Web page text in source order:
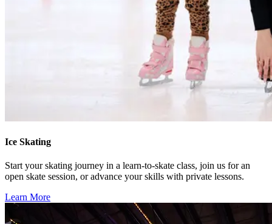
Ice Skating​​​​‌ ‍ ​‍​‍‌‍ ‌ ​‍‌‍‍‌‌‍‌ ‌‍‍‌‌‍ ‍​‍​‍​ ‍‍​‍​‍‌ ​ ‌‍​‌‌‍ ‍‌‍‍‌‌ ‌​‌ ‍‌​‍ ‍‌‍‍‌‌‍ ​‍​‍​‍ ​​‍​‍‌‍‍​‌ ​‍‌‍‌‌‌‍‌‍​‍​‍​ ‍‍​‍​‍‌‍‍​‌ ‌​‌ ‌​‌ ​​‌ ​ ​ ‍‍​‍ ​‍ ‌‍​ ‌‍‍​‌‍‌‌‌‍ ​‌ ​ ‌‍‌‌‌‍​‌‌ ​​‌‍‍‌‌‍‌‌‌ ​‍‌ ​ ​‍ ‍‌ ​ ‌‍​‌‌‍ ‍‌‍‍‌‌ ‌​‌ ‍‌​‍ ‍‌ ​ ‌ ‌​‌ ‌‌‌‍‌​‌‍‍‌‌‍ ​‍ ‌‍‍‌‌‍ ‍‌ ‌​‌‍‌‌‌‍ ‍‌ ‌​​‍ ‌‍‌‌‌‍‌​‌‍‍‌‌ ‌​​‍ ‌‍ ‌‌‍ ‌‍‌​‌‍‌‌​ ‌‌ ​​‌ ​‍‌‍‌‌‌ ​ ‌‍‌‌‌‍ ‍‌ ‌​‌‍​‌‌ ‌​‌‍‍‌‌‍ ‌‍ ‍​ ‍ ‌‍‍‌‌‍‌​​ ‌‌‍‍​‌‍ ‌‍ ‌‌‍‌‌‌‌​​‌‍​‌‌‍‌ ‌‍‌‌​ ‍ ‌ ‌​‌ ‍‌‌ ​​‌‍‌‌​ ‌‌‍‍​‌‍ ‌‍ ‌‌‍‌‌‌‌​​‌‍​‌‌‍‌ ‌‍‌‌​ ‍ ‌ ​​‌‍​‌‌ ‌​‌‍‍​​ ‌‌ ​​‌‍​‌‌‍‌ ‌‍‌‌‌​​‍‌ ‌‌‌‍‍‌‌‍ ​‌‍‌​‌‍‌‌‌ ​‍​‍‌‌​ ‌‌‌​​‍‌‌ ‌‍‍ ‌‍‌‌‌ ‍‌​‍‌‌​ ​ ‌​‌​​‍‌‌​ ​ ‌​‌​​‍‌‌​ ​‍​ ​‍​ ‍‌‌‍‌​​ ‍​‌‍‌​​ ​‌‌‍‌‌​ ​ ‌‍‌‍‌‍​ ​ ​‌‌‍​‌​ ‌ ​‍‌‌​ ​‍​ ​‍​‍‌‌​ ‌‌‌​‌​​‍ ‍‌ ‌​‌‍​‌‌‍​‍‌ ​ ​‍‌‌​ ‌‌‌​​‍‌‌ ‌‍‍ ‌‍‌‌‌ ‍‌​‍‌‌​ ​ ‌​‌​​‍‌‌​ ​ ‌​‌​​‍‌‌​ ​‍​ ​‍​ ​​​ ​​‌‍‌‌​ ‍​​ ​​‌‍​ ​ ‍‌​ ‍‌‌‍​ ​ ​‌​ ​‌​ ‍‌​‍‌‌​ ​‍​ ​‍​‍‌‌​ ‌‌‌​‌​​‍ ‍‌‍​ ‌‍ ‌‍ ‍‌ ‌​‌‍‌‌‌‍ ‍‌ ‌​​‍‌‌​ ‌‌‌​​‍‌‌ ‌‍‍ ‌‍‌‌‌ ‍‌​‍‌‌​ ​ ‌​‌​​‍‌‌​ ​ ‌​‌​​‍‌‌​ ​‍​ ​‍​ ​ ‌‍‌​​ ‍‌​ ​​‌‍‌​​ ​‍​ ‌‍​ ​ ​ ​​‌‍‌‍‌‍​‌‌‍‌‍​‍‌‌​ ​‍​ ​‍​‍‌‌​ ‌‌‌​‌​​‍ ‍‌ ‌​‌‍‍‌‌ ‌​‌‍ ​‌‍‌‌​ ‌‍​‍‌‍​‌‌ ​ ‌‍‌‌‌‌‌‌‌ ​‍‌‍ ​​ ‌‌‍‍​‌ ‌​‌ ‌​‌ ​​‌ ​ ​‍‌‌​ ​ ‌​​‌​‍‌‌​ ​‍‌​‌‍​‍‌‌​ ​‍‌​‌‍‌‍​ ‌‍‍​‌‍‌‌‌‍ ​‌ ​ ‌‍‌‌‌‍​‌‌ ​​‌‍‍‌‌‍‌‌‌ ​‍‌ ​ ​‍ ‍‌ ​ ‌‍​‌‌‍ ‍‌‍‍‌‌ ‌​‌ ‍‌​‍ ‍‌ ​ ‌ ‌​‌ ‌‌‌‍‌​‌‍‍‌‌‍ ​‍‌‍‌‍‍‌‌‍‌​​ ‌‌‍‍​‌‍ ‌‍ ‌‌‍‌‌‌‌​​‌‍​‌‌‍‌ ‌‍‌‌​‍‌‍‌ ‌​‌ ‍‌‌ ​​‌‍‌‌​ ‌‌‍‍​‌‍ ‌‍ ‌‌‍‌‌‌‌​​‌‍​‌‌‍‌ ‌‍‌‌​‍‌‍‌ ​​‌‍​‌‌ ‌​‌‍‍​​ ‌‌ ​​‌‍​‌‌‍‌ ‌‍‌‌‌​​‍‌ ‌‌‌‍‍‌‌‍ ​‌‍‌​‌‍‌‌‌ ​‍​‍‌‌​ ‌‌‌​​‍‌‌ ‌‍‍ ‌‍‌‌‌ ‍‌​‍‌‌​ ​ ‌​‌​​‍‌‌​ ​ ‌​‌​​‍‌‌​ ​‍​ ​‍​ ‍‌‌‍‌​​ ‍​‌‍‌​​ ​‌‌‍‌‌​ ​ ‌‍‌‍‌‍​ ​ ​‌‌‍​‌​ ‌ ​‍‌‌​ ​‍​ ​‍​‍‌‌​ ‌‌‌​‌​​‍ ‍‌ ‌​‌‍​‌‌‍​‍‌ ​ ​‍‌‌​ ‌‌‌​​‍‌‌ ‌‍‍ ‌‍‌‌‌ ‍‌​‍‌‌​ ​ ‌​‌​​‍‌‌​ ​ ‌​‌​​‍‌‌​ ​‍​ ​‍​ ​​​ ​​‌‍‌‌​ ‍​​ ​​‌‍​ ​ ‍‌​ ‍‌‌‍​ ​ ​‌​ ​‌​ ‍‌​‍‌‌​ ​‍​ ​‍​‍‌‌​ ‌‌‌​‌​​‍ ‍‌‍​ ‌‍ ‌‍ ‍‌ ‌​‌‍‌‌‌‍ ‍‌ ‌​​‍‌‌​ ‌‌‌​​‍‌‌ ‌‍‍ ‌‍‌‌‌ ‍‌​‍‌‌​ ​ ‌​‌​​‍‌‌​ ​ ‌​‌​​‍‌‌​ ​‍​ ​‍​ ​ ‌‍‌​​ ‍‌​ ​​‌‍‌​​ ​‍​ ‌‍​ ​ ​ ​​‌‍‌‍‌‍​‌‌‍‌‍​‍‌‌​ ​‍​ ​‍​‍‌‌​ ‌‌‌​‌​​‍ ‍‌ ‌​‌‍‍‌‌ ‌​‌‍ ​‌‍‌‌​‍‌‍‌ ​​‌‍‌‌‌ ​‍‌ ​ ‌ ​​‌‍‌‌‌‍​ ‌ ‌​‌‍‍‌‌ ‌‍‌‍‌‌​ ‌‌ ​​‌ ‌‌‌‍​‍‌‍ ​‌‍‍‌‌ ​ ‌‍‍​‌‍‌‌‌‍‌​​‍​‍‌ ‌
Start your skating journey in a learn-to-skate class, join us for an
open skate session, or advance your skills with private lessons.​​​​‌ ‍ ​‍​‍‌‍ ‌ ​‍‌‍‍‌‌‍‌ ‌‍‍‌‌‍ ‍​‍​‍​ ‍‍​‍​‍‌ ​ ‌‍​‌‌‍ ‍‌‍‍‌‌ ‌​‌ ‍‌​‍ ‍‌‍‍‌‌‍ ​‍​‍​‍ ​​‍​‍‌‍‍​‌ ​‍‌‍‌‌‌‍‌‍​‍​‍​ ‍‍​‍​‍‌‍‍​‌ ‌​‌ ‌​‌ ​​‌ ​ ​ ‍‍​‍ ​‍ ‌‍​ ‌‍‍​‌‍‌‌‌‍ ​‌ ​ ‌‍‌‌‌‍​‌‌ ​​‌‍‍‌‌‍‌‌‌ ​‍‌ ​ ​‍ ‍‌ ​ ‌‍​‌‌‍ ‍‌‍‍‌‌ ‌​‌ ‍‌​‍ ‍‌ ​ ‌ ‌​‌ ‌‌‌‍‌​‌‍‍‌‌‍ ​‍ ‌‍‍‌‌‍ ‍‌ ‌​‌‍‌‌‌‍ ‍‌ ‌​​‍ ‌‍‌‌‌‍‌​‌‍‍‌‌ ‌​​‍ ‌‍ ‌‌‍ ‌‍‌​‌‍‌‌​ ‌‌ ​​‌ ​‍‌‍‌‌‌ ​ ‌‍‌‌‌‍ ‍‌ ‌​‌‍​‌‌ ‌​‌‍‍‌‌‍ ‌‍ ‍​ ‍ ‌‍‍‌‌‍‌​​ ‌‌‍‍​‌‍ ‌‍ ‌‌‍‌‌‌‌​​‌‍​‌‌‍‌ ‌‍‌‌​ ‍ ‌ ‌​‌ ‍‌‌ ​​‌‍‌‌​ ‌‌‍‍​‌‍ ‌‍ ‌‌‍‌‌‌‌​​‌‍​‌‌‍‌ ‌‍‌‌​ ‍ ‌ ​​‌‍​‌‌ ‌​‌‍‍​​ ‌‌ ​​‌‍​‌‌‍‌ ‌‍‌‌‌​​‍‌ ‌‌‌‍‍‌‌‍ ​‌‍‌​‌‍‌‌‌ ​‍​‍‌‌​ ‌‌‌​​‍‌‌ ‌‍‍ ‌‍‌‌‌ ‍‌​‍‌‌​ ​ ‌​‌​​‍‌‌​ ​ ‌​‌​​‍‌‌​ ​‍​ ​‍​ ‍‌‌‍‌​​ ‍​‌‍‌​​ ​‌‌‍‌‌​ ​ ‌‍‌‍‌‍​ ​ ​‌‌‍​‌​ ‌ ​‍‌‌​ ​‍​ ​‍​‍‌‌​ ‌‌‌​‌​​‍ ‍‌ ‌​‌‍​‌‌‍​‍‌ ​ ​‍‌‌​ ‌‌‌​​‍‌‌ ‌‍‍ ‌‍‌‌‌ ‍‌​‍‌‌​ ​ ‌​‌​​‍‌‌​ ​ ‌​‌​​‍‌‌​ ​‍​ ​‍​ ​​​ ​​‌‍‌‌​ ‍​​ ​​‌‍​ ​ ‍‌​ ‍‌‌‍​ ​ ​‌​ ​‌​ ‍‌​‍‌‌​ ​‍​ ​‍​‍‌‌​ ‌‌‌​‌​​‍ ‍‌‍​ ‌‍ ‌‍ ‍‌ ‌​‌‍‌‌‌‍ ‍‌ ‌​​‍‌‌​ ‌‌‌​​‍‌‌ ‌‍‍ ‌‍‌‌‌ ‍‌​‍‌‌​ ​ ‌​‌​​‍‌‌​ ​ ‌​‌​​‍‌‌​ ​‍​ ​‍​ ​ ‌‍‌​​ ‍‌​ ​​‌‍‌​​ ​‍​ ‌‍​ ​ ​ ​​‌‍‌‍‌‍​‌‌‍‌‍​‍‌‌​ ​‍​ ​‍​‍‌‌​ ‌‌‌​‌​​‍ ‍‌ ​‍‌‍‍‌‌‍​ ‌‍‍​‌‌‌​‌‍‌‌‌ ‍​‌ ‌​​‍‌‌​ ‌‌‌​​‍‌‌ ‌‍‍ ‌‍‌‌‌ ‍‌​‍‌‌​ ​ ‌​‌​​‍‌‌​ ​ ‌​‌​​‍‌‌​ ​‍​ ​‍​ ​‍​ ​‍​ ​‍​ ​ ‌‍‌​​ ‌‍​ ​‍​ ​​‌‍​ ‌‍​ ​ ‌​​ ‌‍​‍‌‌​ ​‍​ ​‍​‍‌‌​ ‌‌‌​‌​​‍ ‍‌‍​ ‌‍‍​‌‍‍‌‌‍ ​‌‍‌​‌ ​‍‌‍‌‌‌‍ ‍​‍‌‌​ ‌‌‌​​‍‌‌ ‌‍‍ ‌‍‌‌‌ ‍‌​‍‌‌​ ​ ‌​‌​​‍‌‌​ ​ ‌​‌​​‍‌‌​ ​‍​ ​‍​ ​ ‌‍‌​​ ​ ‌‍​‌​ ‍​​ ​ ‌‍​ ​ ‍​​ ​ ​ ‌‍​ ​‍‌‍‌‍​‍‌‌​ ​‍​ ​‍​‍‌‌​ ‌‌‌​‌​​‍ ‍‌ ‌​‌‍‌‌‌ ‍​‌ ‌​​ ‌‍​‍‌‍​‌‌ ​ ‌‍‌‌‌‌‌‌‌ ​‍‌‍ ​​ ‌‌‍‍​‌ ‌​‌ ‌​‌ ​​‌ ​ ​‍‌‌​ ​ ‌​​‌​‍‌‌​ ​‍‌​‌‍​‍‌‌​ ​‍‌​‌‍‌‍​ ‌‍‍​‌‍‌‌‌‍ ​‌ ​ ‌‍‌‌‌‍​‌‌ ​​‌‍‍‌‌‍‌‌‌ ​‍‌ ​ ​‍ ‍‌ ​ ‌‍​‌‌‍ ‍‌‍‍‌‌ ‌​‌ ‍‌​‍ ‍‌ ​ ‌ ‌​‌ ‌‌‌‍‌​‌‍‍‌‌‍ ​‍‌‍‌‍‍‌‌‍‌​​ ‌‌‍‍​‌‍ ‌‍ ‌‌‍‌‌‌‌​​‌‍​‌‌‍‌ ‌‍‌‌​‍‌‍‌ ‌​‌ ‍‌‌ ​​‌‍‌‌​ ‌‌‍‍​‌‍ ‌‍ ‌‌‍‌‌‌‌​​‌‍​‌‌‍‌ ‌‍‌‌​‍‌‍‌ ​​‌‍​‌‌ ‌​‌‍‍​​ ‌‌ ​​‌‍​‌‌‍‌ ‌‍‌‌‌​​‍‌ ‌‌‌‍‍‌‌‍ ​‌‍‌​‌‍‌‌‌ ​‍​‍‌‌​ ‌‌‌​​‍‌‌ ‌‍‍ ‌‍‌‌‌ ‍‌​‍‌‌​ ​ ‌​‌​​‍‌‌​ ​ ‌​‌​​‍‌‌​ ​‍​ ​‍​ ‍‌‌‍‌​​ ‍​‌‍‌​​ ​‌‌‍‌‌​ ​ ‌‍‌‍‌‍​ ​ ​‌‌‍​‌​ ‌ ​‍‌‌​ ​‍​ ​‍​‍‌‌​ ‌‌‌​‌​​‍ ‍‌ ‌​‌‍​‌‌‍​‍‌ ​ ​‍‌‌​ ‌‌‌​​‍‌‌ ‌‍‍ ‌‍‌‌‌ ‍‌​‍‌‌​ ​ ‌​‌​​‍‌‌​ ​ ‌​‌​​‍‌‌​ ​‍​ ​‍​ ​​​ ​​‌‍‌‌​ ‍​​ ​​‌‍​ ​ ‍‌​ ‍‌‌‍​ ​ ​‌​ ​‌​ ‍‌​‍‌‌​ ​‍​ ​‍​‍‌‌​ ‌‌‌​‌​​‍ ‍‌‍​ ‌‍ ‌‍ ‍‌ ‌​‌‍‌‌‌‍ ‍‌ ‌​​‍‌‌​ ‌‌‌​​‍‌‌ ‌‍‍ ‌‍‌‌‌ ‍‌​‍‌‌​ ​ ‌​‌​​‍‌‌​ ​ ‌​‌​​‍‌‌​ ​‍​ ​‍​ ​ ‌‍‌​​ ‍‌​ ​​‌‍‌​​ ​‍​ ‌‍​ ​ ​ ​​‌‍‌‍‌‍​‌‌‍‌‍​‍‌‌​ ​‍​ ​‍​‍‌‌​ ‌‌‌​‌​​‍ ‍‌ ​‍‌‍‍‌‌‍​ ‌‍‍​‌‌‌​‌‍‌‌‌ ‍​‌ ‌​​‍‌‌​ ‌‌‌​​‍‌‌ ‌‍‍ ‌‍‌‌‌ ‍‌​‍‌‌​ ​ ‌​‌​​‍‌‌​ ​ ‌​‌​​‍‌‌​ ​‍​ ​‍​ ​‍​ ​‍​ ​‍​ ​ ‌‍‌​​ ‌‍​ ​‍​ ​​‌‍​ ‌‍​ ​ ‌​​ ‌‍​‍‌‌​ ​‍​ ​‍​‍‌‌​ ‌‌‌​‌​​‍ ‍‌‍​ ‌‍‍​‌‍‍‌‌‍ ​‌‍‌​‌ ​‍‌‍‌‌‌‍ ‍​‍‌‌​ ‌‌‌​​‍‌‌ ‌‍‍ ‌‍‌‌‌ ‍‌​‍‌‌​ ​ ‌​‌​​‍‌‌​ ​ ‌​‌​​‍‌‌​ ​‍​ ​‍​ ​ ‌‍‌​​ ​ ‌‍​‌​ ‍​​ ​ ‌‍​ ​ ‍​​ ​ ​ ‌‍​ ​‍‌‍‌‍​‍‌‌​ ​‍​ ​‍​‍‌‌​ ‌‌‌​‌​​‍ ‍‌ ‌​‌‍‌‌‌ ‍​‌ ‌​​‍‌‍‌ ​​‌‍‌‌‌ ​‍‌ ​ ‌ ​​‌‍‌‌‌‍​ ‌ ‌​‌‍‍‌‌ ‌‍‌‍‌‌​ ‌‌ ​​‌ ‌‌‌‍​‍‌‍ ​‌‍‍‌‌ ​ ‌‍‍​‌‍‌‌‌‍‌​​‍​‍‌ ‌
Learn More​​​​‌ ‍ ​‍​‍‌‍ ‌ ​‍‌‍‍‌‌‍‌ ‌‍‍‌‌‍ ‍​‍​‍​ ‍‍​‍​‍‌ ​ ‌‍​‌‌‍ ‍‌‍‍‌‌ ‌​‌ ‍‌​‍ ‍‌‍‍‌‌‍ ​‍​‍​‍ ​​‍​‍‌‍‍​‌ ​‍‌‍‌‌‌‍‌‍​‍​‍​ ‍‍​‍​‍‌‍‍​‌ ‌​‌ ‌​‌ ​​‌ ​ ​ ‍‍​‍ ​‍ ‌‍​ ‌‍‍​‌‍‌‌‌‍ ​‌ ​ ‌‍‌‌‌‍​‌‌ ​​‌‍‍‌‌‍‌‌‌ ​‍‌ ​ ​‍ ‍‌ ​ ‌‍​‌‌‍ ‍‌‍‍‌‌ ‌​‌ ‍‌​‍ ‍‌ ​ ‌ ‌​‌ ‌‌‌‍‌​‌‍‍‌‌‍ ​‍ ‌‍‍‌‌‍ ‍‌ ‌​‌‍‌‌‌‍ ‍‌ ‌​​‍ ‌‍‌‌‌‍‌​‌‍‍‌‌ ‌​​‍ ‌‍ ‌‌‍ ‌‍‌​‌‍‌‌​ ‌‌ ​​‌ ​‍‌‍‌‌‌ ​ ‌‍‌‌‌‍ ‍‌ ‌​‌‍​‌‌ ‌​‌‍‍‌‌‍ ‌‍ ‍​ ‍ ‌‍‍‌‌‍‌​​ ‌‌‍‍​‌‍ ‌‍ ‌‌‍‌‌‌‌​​‌‍​‌‌‍‌ ‌‍‌‌​ ‍ ‌ ‌​‌ ‍‌‌ ​​‌‍‌‌​ ‌‌‍‍​‌‍ ‌‍ ‌‌‍‌‌‌‌​​‌‍​‌‌‍‌ ‌‍‌‌​ ‍ ‌ ​​‌‍​‌‌ ‌​‌‍‍​​ ‌‌ ​​‌‍​‌‌‍‌ ‌‍‌‌‌​​‍‌ ‌‌‌‍‍‌‌‍ ​‌‍‌​‌‍‌‌‌ ​‍​‍‌‌​ ‌‌‌​​‍‌‌ ‌‍‍ ‌‍‌‌‌ ‍‌​‍‌‌​ ​ ‌​‌​​‍‌‌​ ​ ‌​‌​​‍‌‌​ ​‍​ ​‍​ ‍‌‌‍‌​​ ‍​‌‍‌​​ ​‌‌‍‌‌​ ​ ‌‍‌‍‌‍​ ​ ​‌‌‍​‌​ ‌ ​‍‌‌​ ​‍​ ​‍​‍‌‌​ ‌‌‌​‌​​‍ ‍‌ ‌​‌‍​‌‌‍​‍‌ ​ ​‍‌‌​ ‌‌‌​​‍‌‌ ‌‍‍ ‌‍‌‌‌ ‍‌​‍‌‌​ ​ ‌​‌​​‍‌‌​ ​ ‌​‌​​‍‌‌​ ​‍​ ​‍​ ​​​ ​​‌‍‌‌​ ‍​​ ​​‌‍​ ​ ‍‌​ ‍‌‌‍​ ​ ​‌​ ​‌​ ‍‌​‍‌‌​ ​‍​ ​‍​‍‌‌​ ‌‌‌​‌​​‍ ‍‌‍​ ‌‍ ‌‍ ‍‌ ‌​‌‍‌‌‌‍ ‍‌ ‌​​‍‌‌​ ‌‌‌​​‍‌‌ ‌‍‍ ‌‍‌‌‌ ‍‌​‍‌‌​ ​ ‌​‌​​‍‌‌​ ​ ‌​‌​​‍‌‌​ ​‍​ ​‍​ ​ ‌‍‌​​ ‍‌​ ​​‌‍‌​​ ​‍​ ‌‍​ ​ ​ ​​‌‍‌‍‌‍​‌‌‍‌‍​‍‌‌​ ​‍​ ​‍​‍‌‌​ ‌‌‌​‌​​‍ ‍‌‍​‍‌ ‌‌‌ ‌​‌ ‌​‌‍ ‌‍ ‍‌ ​ ​‍‌‌​ ‌‌‌​​‍‌‌ ‌‍‍ ‌‍‌‌‌ ‍‌​‍‌‌​ ​ ‌​‌​​‍‌‌​ ​ ‌​‌​​‍‌‌​ ​‍​ ​‍​ ​​‌‍​‌​ ‌ ​ ‌‌​ ​ ​ ​‌​ ‌‍​ ‍‌​ ‌​‌‍​‍‌‍​‍‌‍‌​​‍‌‌​ ​‍​ ​‍​‍‌‌​ ‌‌‌​‌​​‍ ‍‌ ‌​‌‍‌‌‌ ‍​‌ ‌​​ ‌‍​‍‌‍​‌‌ ​ ‌‍‌‌‌‌‌‌‌ ​‍‌‍ ​​ ‌‌‍‍​‌ ‌​‌ ‌​‌ ​​‌ ​ ​‍‌‌​ ​ ‌​​‌​‍‌‌​ ​‍‌​‌‍​‍‌‌​ ​‍‌​‌‍‌‍​ ‌‍‍​‌‍‌‌‌‍ ​‌ ​ ‌‍‌‌‌‍​‌‌ ​​‌‍‍‌‌‍‌‌‌ ​‍‌ ​ ​‍ ‍‌ ​ ‌‍​‌‌‍ ‍‌‍‍‌‌ ‌​‌ ‍‌​‍ ‍‌ ​ ‌ ‌​‌ ‌‌‌‍‌​‌‍‍‌‌‍ ​‍‌‍‌‍‍‌‌‍‌​​ ‌‌‍‍​‌‍ ‌‍ ‌‌‍‌‌‌‌​​‌‍​‌‌‍‌ ‌‍‌‌​‍‌‍‌ ‌​‌ ‍‌‌ ​​‌‍‌‌​ ‌‌‍‍​‌‍ ‌‍ ‌‌‍‌‌‌‌​​‌‍​‌‌‍‌ ‌‍‌‌​‍‌‍‌ ​​‌‍​‌‌ ‌​‌‍‍​​ ‌‌ ​​‌‍​‌‌‍‌ ‌‍‌‌‌​​‍‌ ‌‌‌‍‍‌‌‍ ​‌‍‌​‌‍‌‌‌ ​‍​‍‌‌​ ‌‌‌​​‍‌‌ ‌‍‍ ‌‍‌‌‌ ‍‌​‍‌‌​ ​ ‌​‌​​‍‌‌​ ​ ‌​‌​​‍‌‌​ ​‍​ ​‍​ ‍‌‌‍‌​​ ‍​‌‍‌​​ ​‌‌‍‌‌​ ​ ‌‍‌‍‌‍​ ​ ​‌‌‍​‌​ ‌ ​‍‌‌​ ​‍​ ​‍​‍‌‌​ ‌‌‌​‌​​‍ ‍‌ ‌​‌‍​‌‌‍​‍‌ ​ ​‍‌‌​ ‌‌‌​​‍‌‌ ‌‍‍ ‌‍‌‌‌ ‍‌​‍‌‌​ ​ ‌​‌​​‍‌‌​ ​ ‌​‌​​‍‌‌​ ​‍​ ​‍​ ​​​ ​​‌‍‌‌​ ‍​​ ​​‌‍​ ​ ‍‌​ ‍‌‌‍​ ​ ​‌​ ​‌​ ‍‌​‍‌‌​ ​‍​ ​‍​‍‌‌​ ‌‌‌​‌​​‍ ‍‌‍​ ‌‍ ‌‍ ‍‌ ‌​‌‍‌‌‌‍ ‍‌ ‌​​‍‌‌​ ‌‌‌​​‍‌‌ ‌‍‍ ‌‍‌‌‌ ‍‌​‍‌‌​ ​ ‌​‌​​‍‌‌​ ​ ‌​‌​​‍‌‌​ ​‍​ ​‍​ ​ ‌‍‌​​ ‍‌​ ​​‌‍‌​​ ​‍​ ‌‍​ ​ ​ ​​‌‍‌‍‌‍​‌‌‍‌‍​‍‌‌​ ​‍​ ​‍​‍‌‌​ ‌‌‌​‌​​‍ ‍‌‍​‍‌ ‌‌‌ ‌​‌ ‌​‌‍ ‌‍ ‍‌ ​ ​‍‌‌​ ‌‌‌​​‍‌‌ ‌‍‍ ‌‍‌‌‌ ‍‌​‍‌‌​ ​ ‌​‌​​‍‌‌​ ​ ‌​‌​​‍‌‌​ ​‍​ ​‍​ ​​‌‍​‌​ ‌ ​ ‌‌​ ​ ​ ​‌​ ‌‍​ ‍‌​ ‌​‌‍​‍‌‍​‍‌‍‌​​‍‌‌​ ​‍​ ​‍​‍‌‌​ ‌‌‌​‌​​‍ ‍‌ ‌​‌‍‌‌‌ ‍​‌ ‌​​‍‌‍‌ ​​‌‍‌‌‌ ​‍‌ ​ ‌ ​​‌‍‌‌‌‍​ ‌ ‌​‌‍‍‌‌ ‌‍‌‍‌‌​ ‌‌ ​​‌ ‌‌‌‍​‍‌‍ ​‌‍‍‌‌ ​ ‌‍‍​‌‍‌‌‌‍‌​​‍​‍‌ ‌